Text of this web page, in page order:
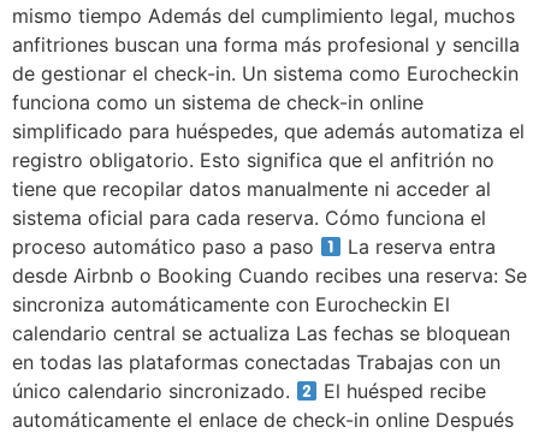
mismo tiempo Además del cumplimiento legal, muchos
anfitriones buscan una forma más profesional y sencilla
de gestionar el check-in. Un sistema como Eurocheckin
funciona como un sistema de check-in online
simplificado para huéspedes, que además automatiza el
registro obligatorio. Esto significa que el anfitrión no
tiene que recopilar datos manualmente ni acceder al
sistema oficial para cada reserva. Cómo funciona el
proceso automático paso a paso
La reserva entra
desde Airbnb o Booking Cuando recibes una reserva: Se
sincroniza automáticamente con Eurocheckin El
calendario central se actualiza Las fechas se bloquean
en todas las plataformas conectadas Trabajas con un
único calendario sincronizado.
El huésped recibe
automáticamente el enlace de check-in online Después